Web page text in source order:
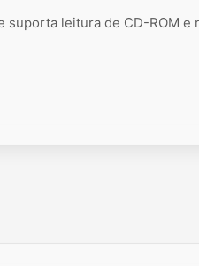
leitura de CD-ROM e